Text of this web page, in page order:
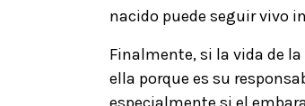
nacido puede seguir vivo
Finalmente, si la vida de
ella porque es su